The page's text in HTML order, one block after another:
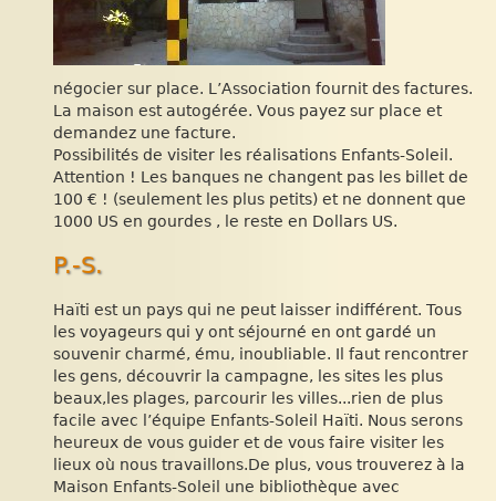
négocier sur place. L’Association fournit des factures.
La maison est autogérée. Vous payez sur place et
demandez une facture.
Possibilités de visiter les réalisations Enfants-Soleil.
Attention ! Les banques ne changent pas les billet de
100 € ! (seulement les plus petits) et ne donnent que
1000 US en gourdes , le reste en Dollars US.
P.-S.
Haïti est un pays qui ne peut laisser indifférent. Tous
les voyageurs qui y ont séjourné en ont gardé un
souvenir charmé, ému, inoubliable. Il faut rencontrer
les gens, découvrir la campagne, les sites les plus
beaux,les plages, parcourir les villes...rien de plus
facile avec l’équipe Enfants-Soleil Haïti. Nous serons
heureux de vous guider et de vous faire visiter les
lieux où nous travaillons.De plus, vous trouverez à la
Maison Enfants-Soleil une bibliothèque avec